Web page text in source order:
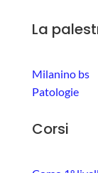
La
Milanino bs
Patologie
Corsi